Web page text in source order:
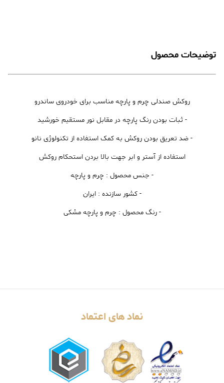
توضیحات محصول
روکش صندلی چرم و پارچه مناسب برای خودروی ساندرو
- ثبات بودن رنگ پارچه در مقابل نور مستقیم خورشید
- ضد تعریق بودن روکش به کمک استفاده از تکنولوژی نانو
استفاده از آستر و ابر جهت بالا بردن استحکام روکش
- جنس محصول : چرم و پارچه
- کشور سازنده : ایران
- رنگ محصول : چرم و پارچه مشکی
نماد های اعتماد